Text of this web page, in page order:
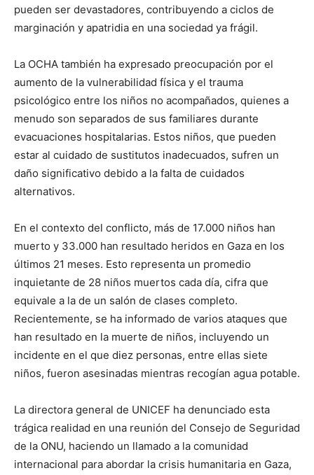
pueden ser devastadores, contribuyendo a ciclos de
marginación y apatridia en una sociedad ya frágil.
La OCHA también ha expresado preocupación por el
aumento de la vulnerabilidad física y el trauma
psicológico entre los niños no acompañados, quienes a
menudo son separados de sus familiares durante
evacuaciones hospitalarias. Estos niños, que pueden
estar al cuidado de sustitutos inadecuados, sufren un
daño significativo debido a la falta de cuidados
alternativos.
En el contexto del conflicto, más de 17.000 niños han
muerto y 33.000 han resultado heridos en Gaza en los
últimos 21 meses. Esto representa un promedio
inquietante de 28 niños muertos cada día, cifra que
equivale a la de un salón de clases completo.
Recientemente, se ha informado de varios ataques que
han resultado en la muerte de niños, incluyendo un
incidente en el que diez personas, entre ellas siete
niños, fueron asesinadas mientras recogían agua potable.
La directora general de UNICEF ha denunciado esta
trágica realidad en una reunión del Consejo de Seguridad
de la ONU, haciendo un llamado a la comunidad
internacional para abordar la crisis humanitaria en Gaza,